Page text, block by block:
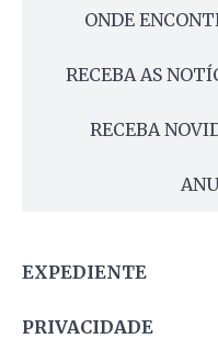
ONDE
RECEBA AS
RECEBA
EXPEDIENTE
PRIVACIDADE